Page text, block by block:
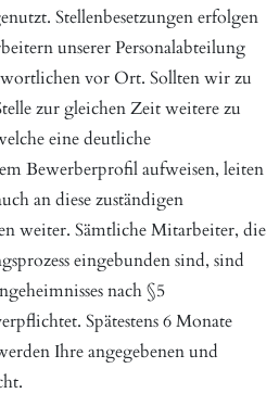
Stellenbesetzungen erfolgen
unserer Personalabteilung
vor Ort. Sollten wir zu
zur gleichen Zeit weitere zu
eine deutliche
Bewerberprofil aufweisen, leiten
an diese zuständigen
weiter. Sämtliche Mitarbeiter, die
eingebunden sind, sind
nach §5
Spätestens 6 Monate
Ihre angegebenen und